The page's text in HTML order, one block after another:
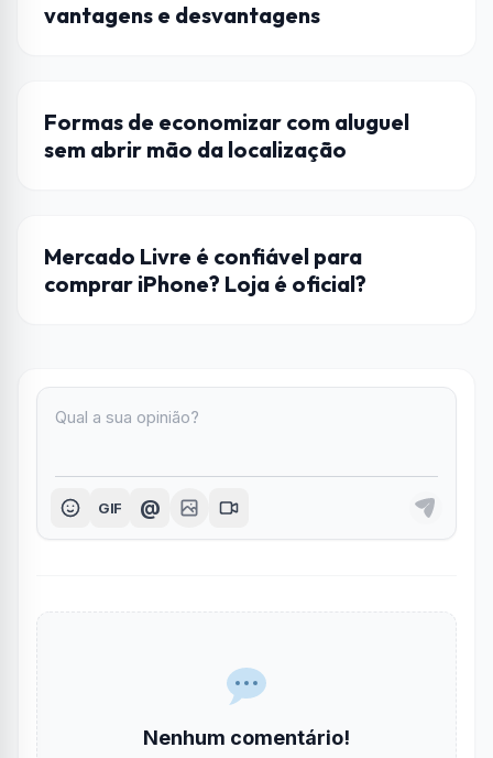
vantagens e desvantagens
DICAS
Formas de economizar com aluguel
sem abrir mão da localização
DICAS
Mercado Livre é confiável para
comprar iPhone? Loja é oficial?
GIF @
Nenhum comentário!